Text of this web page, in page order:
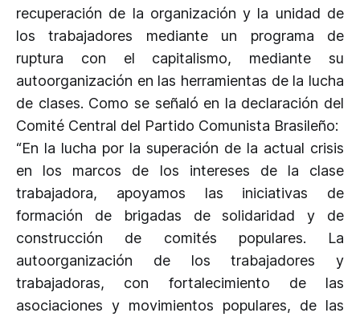
recuperación de la organización y la unidad de
los trabajadores mediante un programa de
ruptura con el capitalismo, mediante su
autoorganización en las herramientas de la lucha
de clases. Como se señaló en la declaración del
Comité Central del Partido Comunista Brasileño:
“En la lucha por la superación de la actual crisis
en los marcos de los intereses de la clase
trabajadora, apoyamos las iniciativas de
formación de brigadas de solidaridad y de
construcción de comités populares. La
autoorganización de los trabajadores y
trabajadoras, con fortalecimiento de las
asociaciones y movimientos populares, de las